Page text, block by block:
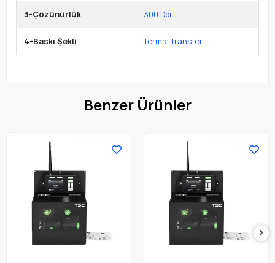
3-Çözünürlük 300 Dpi
4-Baskı Şekli Termal Transfer
Benzer Ürünler